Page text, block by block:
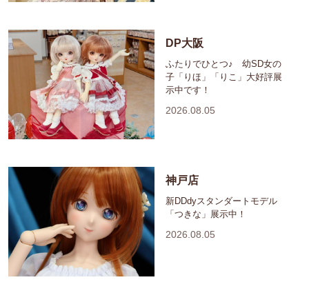
DP大阪
ふたりでひとつ♪ 幼SD女の
子「りほ」「りこ」大好評展
示中です！
2026.08.05
神戸店
新DDdyスタンダートモデル
「つきな」展示中！
2026.08.05